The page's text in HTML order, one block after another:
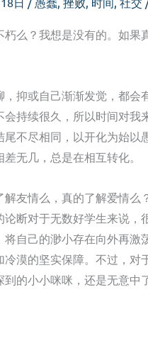
么？我想是没有的。如果
抑或自己渐渐发觉，都会
持续很久，所以时间对我
不尽相同，以开化为始以
无几，总是在相互转化。
友情么，真的了解爱情么
断对于无数好学生来说，
自己的渺小存在向外再激
漠的坚实保障。不过，对
的小小咪咪，还是无意中